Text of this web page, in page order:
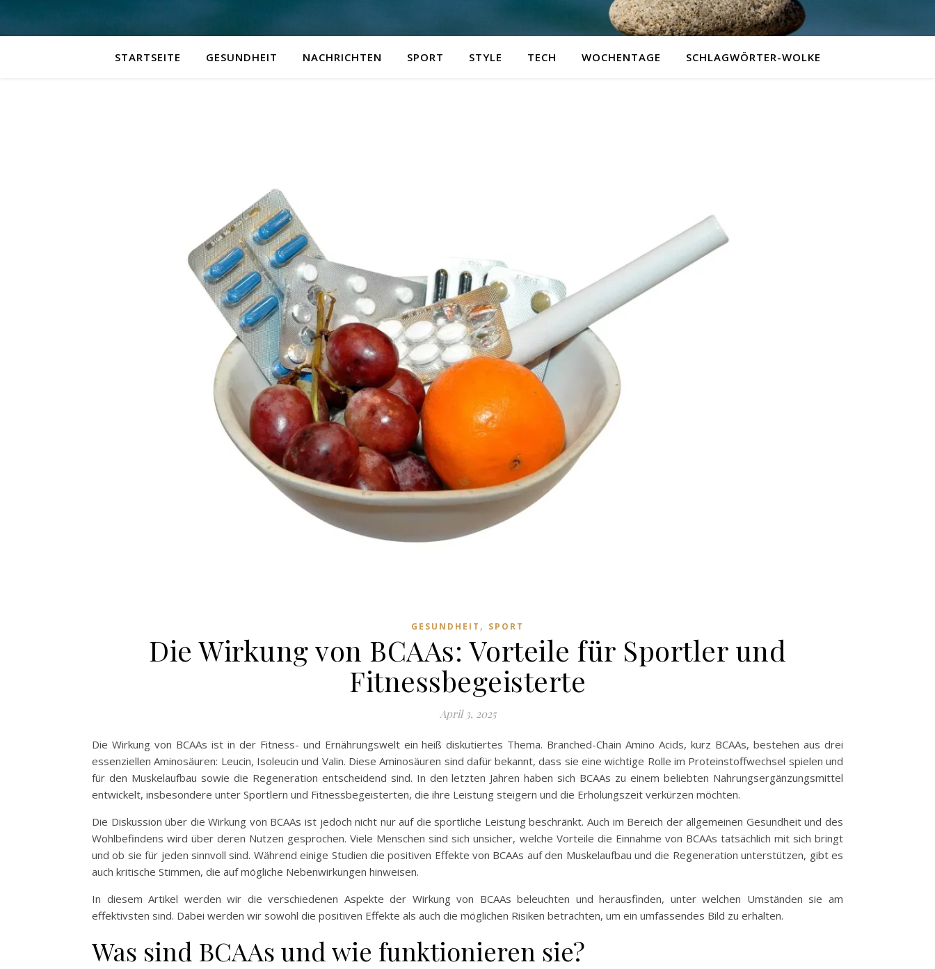
STARTSEITE GESUNDHEIT NACHRICHTEN SPORT STYLE TECH WOCHENTAGE SCHLAGWÖRTER-WOLKE
GESUNDHEIT , SPORT
Die Wirkung von BCAAs: Vorteile für Sportler und
Fitnessbegeisterte
April 3, 2025
Die Wirkung von BCAAs ist in der Fitness- und Ernährungswelt ein heiß diskutiertes Thema. Branched-Chain Amino Acids, kurz BCAAs, bestehen aus drei
essenziellen Aminosäuren: Leucin, Isoleucin und Valin. Diese Aminosäuren sind dafür bekannt, dass sie eine wichtige Rolle im Proteinstoffwechsel spielen und
für den Muskelaufbau sowie die Regeneration entscheidend sind. In den letzten Jahren haben sich BCAAs zu einem beliebten Nahrungsergänzungsmittel
entwickelt, insbesondere unter Sportlern und Fitnessbegeisterten, die ihre Leistung steigern und die Erholungszeit verkürzen möchten.
Die Diskussion über die Wirkung von BCAAs ist jedoch nicht nur auf die sportliche Leistung beschränkt. Auch im Bereich der allgemeinen Gesundheit und des
Wohlbefindens wird über deren Nutzen gesprochen. Viele Menschen sind sich unsicher, welche Vorteile die Einnahme von BCAAs tatsächlich mit sich bringt
und ob sie für jeden sinnvoll sind. Während einige Studien die positiven Effekte von BCAAs auf den Muskelaufbau und die Regeneration unterstützen, gibt es
auch kritische Stimmen, die auf mögliche Nebenwirkungen hinweisen.
In diesem Artikel werden wir die verschiedenen Aspekte der Wirkung von BCAAs beleuchten und herausfinden, unter welchen Umständen sie am
effektivsten sind. Dabei werden wir sowohl die positiven Effekte als auch die möglichen Risiken betrachten, um ein umfassendes Bild zu erhalten.
Was sind BCAAs und wie funktionieren sie?